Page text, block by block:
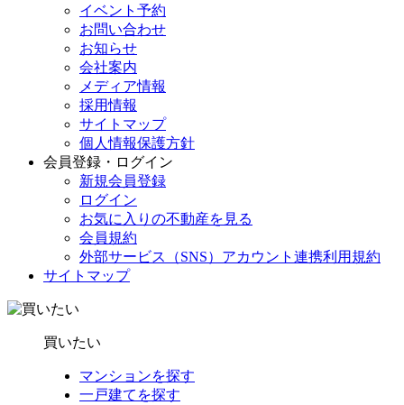
イベント予約
お問い合わせ
お知らせ
会社案内
メディア情報
採用情報
サイトマップ
個人情報保護方針
会員登録・ログイン
新規会員登録
ログイン
お気に入りの不動産を見る
会員規約
外部サービス（SNS）アカウント連携利用規約
サイトマップ
買いたい
マンションを探す
一戸建てを探す